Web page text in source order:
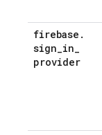
firebase .
sign_in_
provider